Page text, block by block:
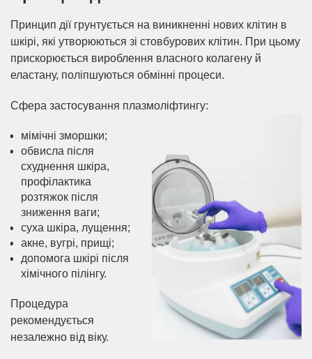
Принцип дії грунтується на виникненні нових клітин в
шкірі, які утворюються зі стовбурових клітин. При цьому
прискорюється вироблення власного колагену й
еластану, поліпшуються обмінні процеси.
Сфера застосування плазмоліфтингу:
мімічні зморшки;
обвисла після
схуднення шкіра,
профілактика
розтяжок після
зниження ваги;
суха шкіра, лущення;
акне, вугрі, прищі;
допомога шкірі після
хімічного пілінгу.
Процедура
рекомендується
незалежно від віку.